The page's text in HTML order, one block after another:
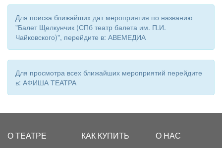
Для поиска ближайших дат мероприятия по названию
"Балет Щелкунчик (СПб театр балета им. П.И.
Чайковского)", перейдите в: АВЕМЕДИА
Для просмотра всех ближайших мероприятий перейдите
в: АФИША ТЕАТРА
О ТЕАТРЕ КАК КУПИТЬ О НАС